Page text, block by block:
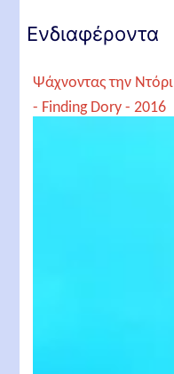
Ενδιαφέροντα
Ψάχνοντας την Ντόρι
- Finding Dory - 2016